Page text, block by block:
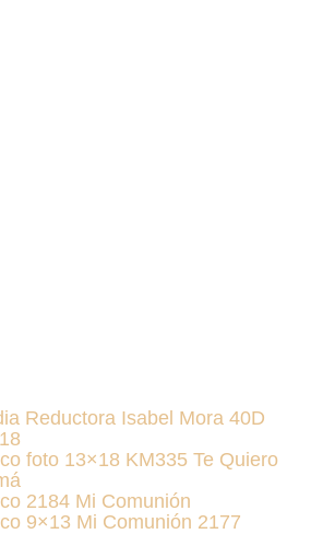
Reductora Isabel Mora 40D
foto 13×18 KM335 Te Quiero
2184 Mi Comunión
9×13 Mi Comunión 2177